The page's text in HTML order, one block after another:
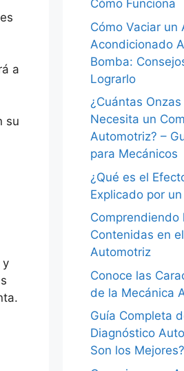
a
su
y
Cómo Funciona
Cómo Vaciar un
Acondicionado
Bomba:
Lograrlo
¿Cuántas
Necesita un
Automotriz? –
para Mecánicos
¿Qué es el
Explicado por
Comprendiendo
Contenidas en
Automotriz
Conoce las
de la Mecánica
Guía Completa
Diagnóstico
Son los Mejores?